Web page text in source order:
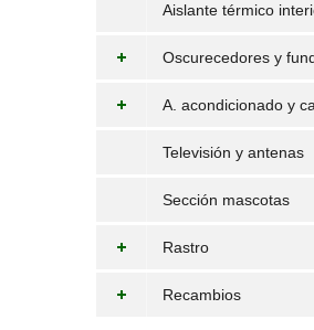
Aislante térmico
Oscurecedores y
A. acondicionado y
Televisión y antenas
Sección mascotas
Rastro
Recambios